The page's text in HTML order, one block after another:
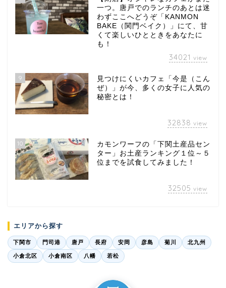
一つ。唐戸でのランチのあとは迷
わずここへどうぞ「KANMON
BAKE（関門ベイク）」にて、甘
くて楽しいひとときをあなたに
も！
34021 view
9
見つけにくいカフェ「今是（こん
ぜ）」が今、多くの女子に人気の
秘密とは！
32838 view
10
カモンワーフの「下関土産品セン
ター」お土産ランキング１位～５
位までを試食してみました！
32505 view
エリアから探す
下関市 門司港 唐戸 長府 安岡 彦島 菊川 北九州
小倉北区 小倉南区 八幡 若松